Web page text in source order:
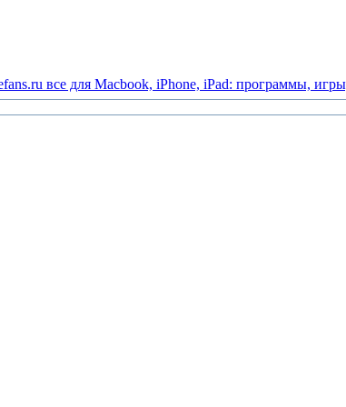
все для Macbook, iPhone, iPad: программы,